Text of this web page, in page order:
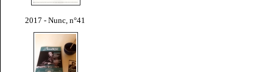
2017 - Nunc, n°41